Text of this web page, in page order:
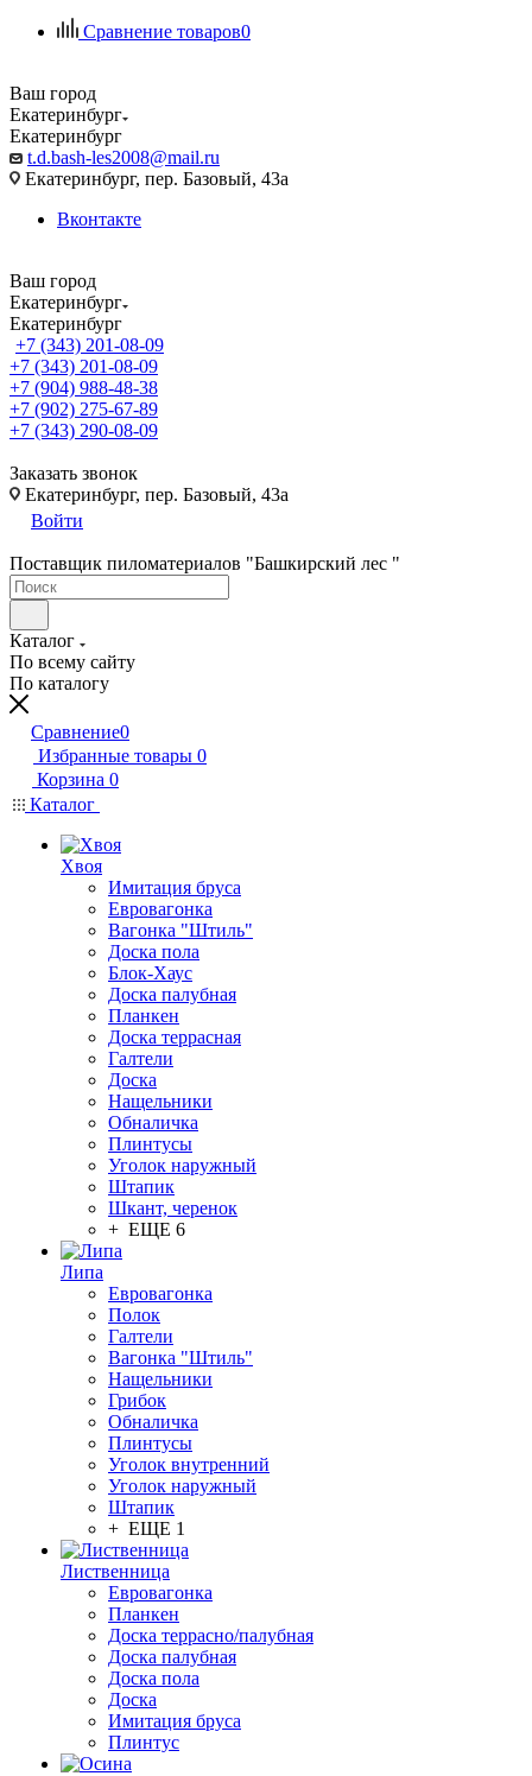
Сравнение товаров0
Ваш город
Екатеринбург
Екатеринбург
t.d.bash-les2008@mail.ru
Екатеринбург, пер. Базовый, 43а
Вконтакте
Ваш город
Екатеринбург
Екатеринбург
+7 (343) 201-08-09
+7 (343) 201-08-09
+7 (904) 988-48-38
+7 (902) 275-67-89
+7 (343) 290-08-09
Заказать звонок
Екатеринбург, пер. Базовый, 43а
Войти
Поставщик пиломатериалов "Башкирский лес "
Каталог
По всему сайту
По каталогу
Сравнение0
Избранные товары 0
Корзина 0
Каталог
Хвоя
Имитация бруса
Евровагонка
Вагонка "Штиль"
Доска пола
Блок-Хаус
Доска палубная
Планкен
Доска террасная
Галтели
Доска
Нащельники
Обналичка
Плинтусы
Уголок наружный
Штапик
Шкант, черенок
+ ЕЩЕ 6
Липа
Евровагонка
Полок
Галтели
Вагонка "Штиль"
Нащельники
Грибок
Обналичка
Плинтусы
Уголок внутренний
Уголок наружный
Штапик
+ ЕЩЕ 1
Лиственница
Евровагонка
Планкен
Доска террасно/палубная
Доска палубная
Доска пола
Доска
Имитация бруса
Плинтус